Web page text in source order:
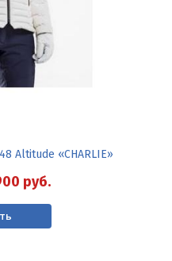
Altitude «CHARLIE»
руб.